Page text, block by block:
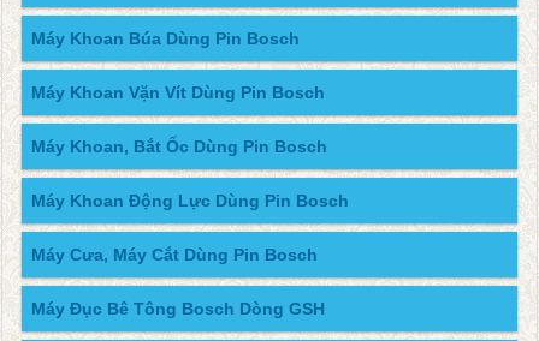
Máy Khoan Búa Dùng Pin Bosch
Máy Khoan Vặn Vít Dùng Pin Bosch
Máy Khoan, Bắt Ốc Dùng Pin Bosch
Máy Khoan Động Lực Dùng Pin Bosch
Máy Cưa, Máy Cắt Dùng Pin Bosch
Máy Đục Bê Tông Bosch Dòng GSH